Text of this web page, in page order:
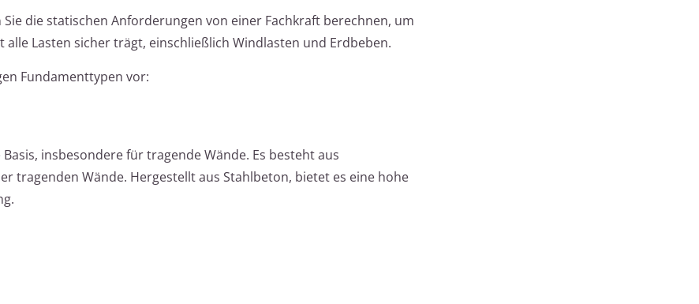
Sie die statischen Anforderungen von einer Fachkraft berechnen, um
alle Lasten sicher trägt, einschließlich Windlasten und Erdbeben.
Fundamenttypen vor:
insbesondere für tragende Wände. Es besteht aus
tragenden Wände. Hergestellt aus Stahlbeton, bietet es eine hohe